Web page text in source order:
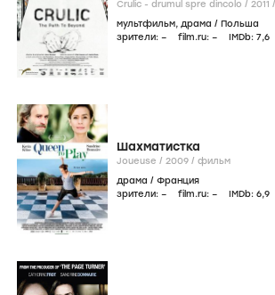
Crulic - drumul spre dincolo / 2011 /
мультфильм, драма / Польша
зрители: – film.ru: – IMDb: 7,6
Шахматистка
Joueuse / 2009 / фильм
драма / Франция
зрители: – film.ru: – IMDb: 6,9